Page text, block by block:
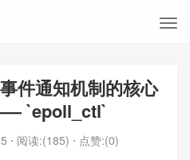
件通知机制的核心
`epoll_ctl`
⋅ 阅读:(185) ⋅ 点赞:(0)